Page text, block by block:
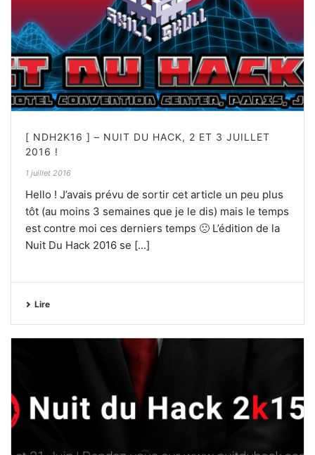
[ NDH2K16 ] – NUIT DU HACK, 2 ET 3 JUILLET
2016 !
1 juillet 2016
Hello ! J’avais prévu de sortir cet article un peu plus
tôt (au moins 3 semaines que je le dis) mais le temps
est contre moi ces derniers temps 🙁 L’édition de la
Nuit Du Hack 2016 se [...]
Lire